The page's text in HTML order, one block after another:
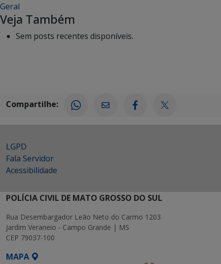
Geral
Veja Também
Sem posts recentes disponíveis.
Compartilhe:
LGPD
Fala Servidor
Acessibilidade
POLÍCIA CIVIL DE MATO GROSSO DO SUL
Rua Desembargador Leão Neto do Carmo 1203
Jardim Veraneio - Campo Grande | MS
CEP 79037-100
MAPA